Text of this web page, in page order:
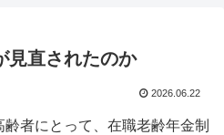
見直されたのか
2026.06.22
者にとって、在職老齢年金制